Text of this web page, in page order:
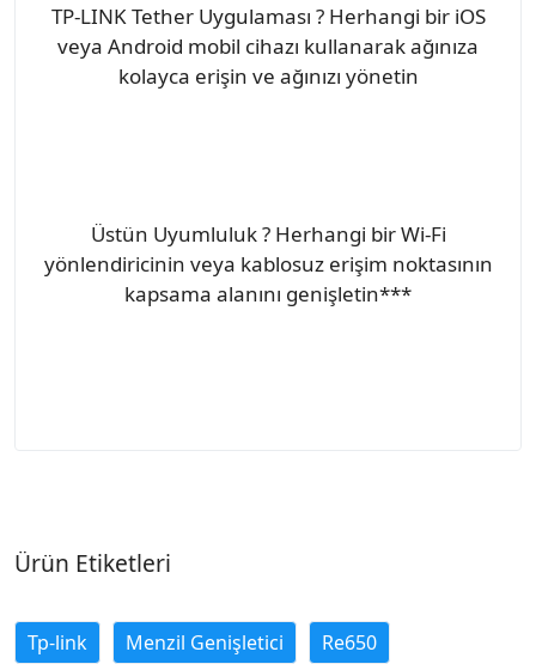
TP-LINK Tether Uygulaması ? Herhangi bir iOS
veya Android mobil cihazı kullanarak ağınıza
kolayca erişin ve ağınızı yönetin
Üstün Uyumluluk ? Herhangi bir Wi-Fi
yönlendiricinin veya kablosuz erişim noktasının
kapsama alanını genişletin***
Ürün Etiketleri
Tp-link Menzil Genişletici Re650